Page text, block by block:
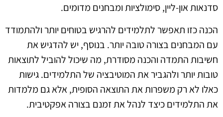
סדנאות און-ליין, סימולציות ומבחנים מדומים.
הכנה כזו תאפשר לתלמידים להרגיש בטוחים יותר ולהתמודד
עם המבחנים בצורה טובה יותר. בנוסף, יש להדגיש את
חשיבות התמדה והכנה מסודרת, מה שיכול להוביל לתוצאות
טובות יותר ולהגביר את המוטיבציה של התלמידים. גישות
כאלו לא רק משפרות את התוצאה הסופית, אלא גם מלמדות
את התלמידים כיצד לנהל את זמנם בצורה אפקטיבית.